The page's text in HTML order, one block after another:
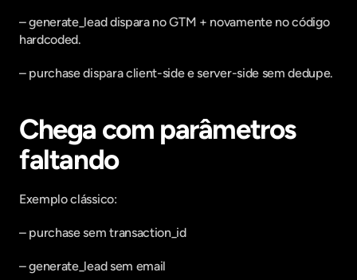
– generate_lead dispara no GTM + novamente no código
hardcoded.
– purchase dispara client-side e server-side sem dedupe.
Chega com parâmetros
faltando
Exemplo clássico:
– purchase sem transaction_id
– generate_lead sem email